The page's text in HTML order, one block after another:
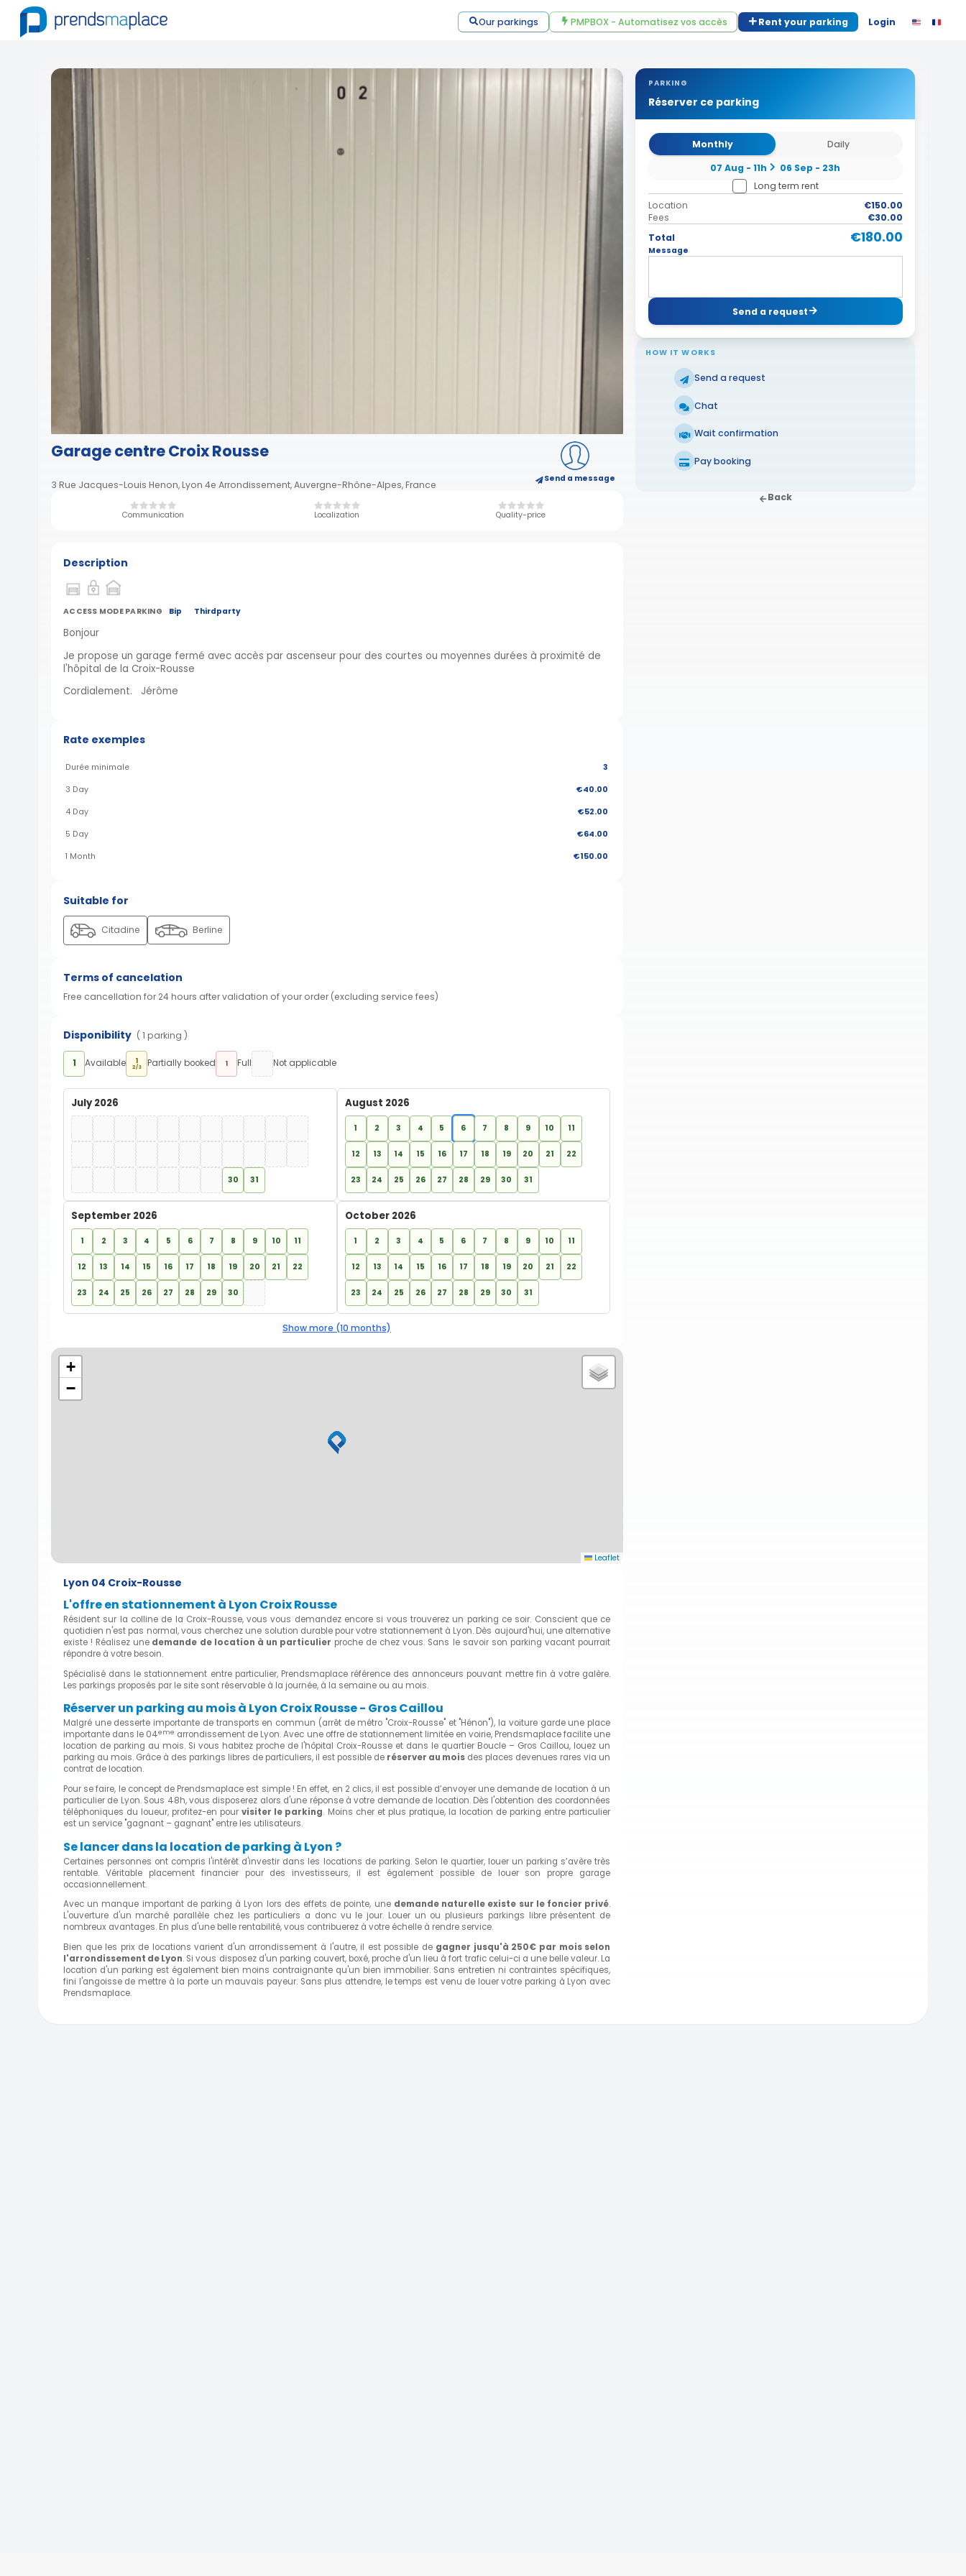
Our parkings PMPBOX - Automatisez vos accès Rent your parking Login
Garage centre Croix Rousse
3 Rue Jacques-Louis Henon, Lyon 4e Arrondissement, Auvergne-Rhône-Alpes, France Send a message
Communication Localization Quality-price
PARKING
Réserver ce parking
Monthly
Daily
07 Aug - 11h
06 Sep - 23h
Long term rent
Location
€150.00
Fees
€30.00
Total
€180.00
Message
Send a request
HOW IT WORKS
Send a request
Chat
Wait confirmation
Pay booking
Back
Description
ACCESS MODE PARKING Bip Thirdparty
Bonjour
Je propose un garage fermé avec accès par ascenseur pour des courtes ou moyennes durées à proximité de
l'hôpital de la Croix-Rousse
Cordialement. Jérôme
Rate exemples
Durée minimale 3
3 Day €40.00
4 Day €52.00
5 Day €64.00
1 Month €150.00
Suitable for
Citadine Berline
Terms of cancelation
Free cancellation for 24 hours after validation of your order (excluding service fees)
Disponibility ( 1 parking )
1 Available 1
2/3 Partially booked 1 Full Not applicable
July 2026
30 31
August 2026
1 2 3 4 5 6 7 8 9 10 11
12 13 14 15 16 17 18 19 20 21 22
23 24 25 26 27 28 29 30 31
September 2026
1 2 3 4 5 6 7 8 9 10 11
12 13 14 15 16 17 18 19 20 21 22
23 24 25 26 27 28 29 30
October 2026
1 2 3 4 5 6 7 8 9 10 11
12 13 14 15 16 17 18 19 20 21 22
23 24 25 26 27 28 29 30 31
Show more (10 months)
+
−
Leaflet
Lyon 04 Croix-Rousse
L'offre en stationnement à Lyon Croix Rousse
Résident sur la colline de la Croix-Rousse, vous vous demandez encore si vous trouverez un parking ce soir. Conscient que ce
quotidien n'est pas normal, vous cherchez une solution durable pour votre stationnement à Lyon. Dès aujourd'hui, une alternative
existe ! Réalisez une demande de location à un particulier proche de chez vous. Sans le savoir son parking vacant pourrait
répondre à votre besoin.
Spécialisé dans le stationnement entre particulier, Prendsmaplace référence des annonceurs pouvant mettre fin à votre galère.
Les parkings proposés par le site sont réservable à la journée, à la semaine ou au mois.
Réserver un parking au mois à Lyon Croix Rousse - Gros Caillou
Malgré une desserte importante de transports en commun (arrêt de métro "Croix-Rousse" et "Hénon"), la voiture garde une place
importante dans le 04eme arrondissement de Lyon. Avec une offre de stationnement limitée en voirie, Prendsmaplace facilite une
location de parking au mois. Si vous habitez proche de l'hôpital Croix-Rousse et dans le quartier Boucle – Gros Caillou, louez un
parking au mois. Grâce à des parkings libres de particuliers, il est possible de réserver au mois des places devenues rares via un
contrat de location.
Pour se faire, le concept de Prendsmaplace est simple ! En effet, en 2 clics, il est possible d’envoyer une demande de location à un
particulier de Lyon. Sous 48h, vous disposerez alors d'une réponse à votre demande de location. Dès l'obtention des coordonnées
téléphoniques du loueur, profitez-en pourvisiter le parking. Moins cher et plus pratique, la location de parking entre particulier
est un service "gagnant – gagnant" entre les utilisateurs.
Se lancer dans la location de parking à Lyon ?
Certaines personnes ont compris l'intérêt d'investir dans les locations de parking. Selon le quartier, louer un parking s’avère très
rentable. Véritable placement financier pour des investisseurs, il est également possible de louer son propre garage
occasionnellement.
Avec un manque important de parking à Lyon lors des effets de pointe, une demande naturelle existe sur le foncier privé.
L'ouverture d'un marché parallèle chez les particuliers a donc vu le jour. Louer un ou plusieurs parkings libre présentent de
nombreux avantages. En plus d'une belle rentabilité, vous contribuerez à votre échelle à rendre service.
Bien que les prix de locations varient d'un arrondissement à l'autre, il est possible de gagner jusqu'à 250€ par mois selon
l'arrondissement de Lyon. Si vous disposez d'un parking couvert, boxé, proche d'un lieu à fort trafic celui-ci a une belle valeur. La
location d'un parking est également bien moins contraignante qu'un bien immobilier. Sans entretien ni contraintes spécifiques,
fini l'angoisse de mettre à la porte un mauvais payeur. Sans plus attendre, le temps est venu de louer votre parking à Lyon avec
Prendsmaplace.